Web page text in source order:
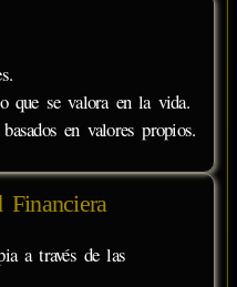
que se valora en la vida.
en valores propios.
Financiera
a través de las